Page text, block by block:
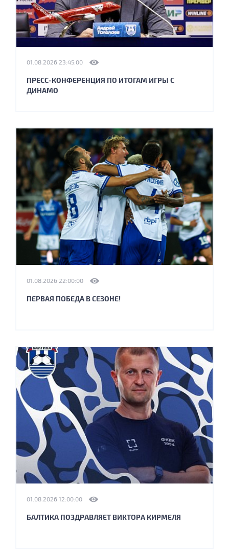
01.08.2026 23:45:00
ПРЕСС-КОНФЕРЕНЦИЯ ПО ИТОГАМ ИГРЫ С
ДИНАМО
01.08.2026 22:00:00
ПЕРВАЯ ПОБЕДА В СЕЗОНЕ!
01.08.2026 12:00:00
БАЛТИКА ПОЗДРАВЛЯЕТ ВИКТОРА КИРМЕЛЯ